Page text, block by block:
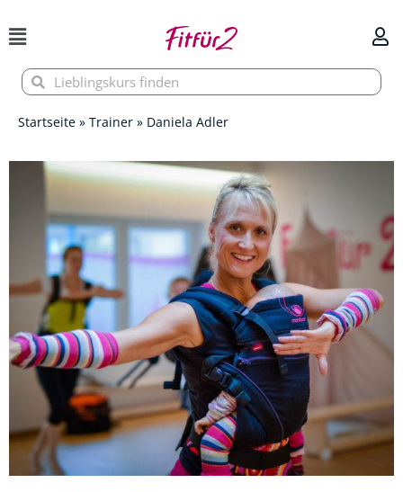
Inhalt
springen
SucheSuche
Startseite » Trainer » Daniela Adler